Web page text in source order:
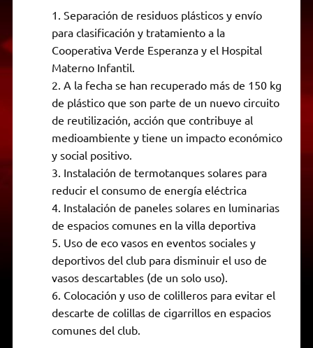
Separación de residuos plásticos y envío
para clasificación y tratamiento a la
Cooperativa Verde Esperanza y el Hospital
Materno Infantil.
A la fecha se han recuperado más de 150 kg
de plástico que son parte de un nuevo circuito
de reutilización, acción que contribuye al
medioambiente y tiene un impacto económico
y social positivo.
Instalación de termotanques solares para
reducir el consumo de energía eléctrica
Instalación de paneles solares en luminarias
de espacios comunes en la villa deportiva
Uso de eco vasos en eventos sociales y
deportivos del club para disminuir el uso de
vasos descartables (de un solo uso).
Colocación y uso de colilleros para evitar el
descarte de colillas de cigarrillos en espacios
comunes del club.